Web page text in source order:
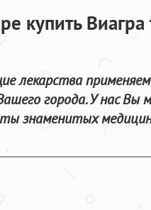
купить Виагра
лекарства
города. У нас
знаменитых